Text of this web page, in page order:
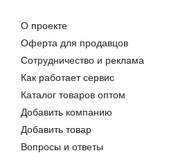
Цена
О проекте
Оферта для продавцов
Сотрудничество и реклама
Как работает сервис
Каталог товаров оптом
Добавить компанию
Добавить товар
Вопросы и ответы